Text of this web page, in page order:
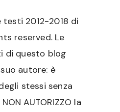
testi 2012-2018 di
reserved. Le
di questo blog
autore: è
stessi senza
AUTORIZZO la